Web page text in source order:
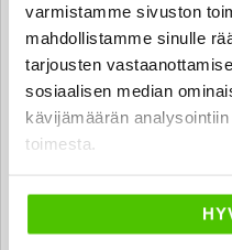
varmistamme sivuston
mahdollistamme sinulle
tarjousten
sosiaalisen median
kävijämäärän
toimesta.
Luca
Teemu